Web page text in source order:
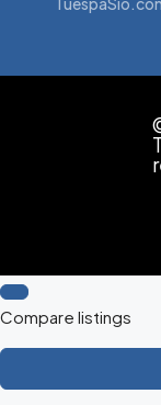
Compare listings